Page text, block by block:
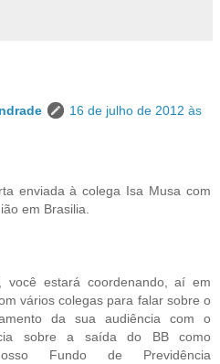
16 de julho de 2012 às
enviada à colega Isa Musa com
em Brasilia.
você estará coordenando, aí em
vários colegas para falar sobre o
da sua audiência com o
sobre a saída do BB como
Fundo de Previdência